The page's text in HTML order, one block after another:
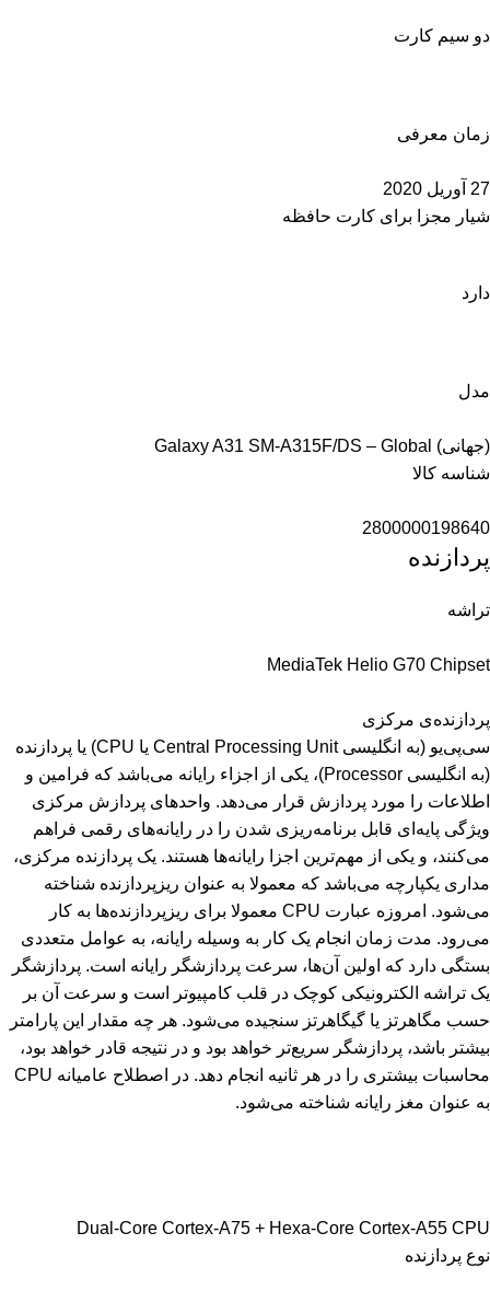
دو سیم کارت
زمان معرفی
27 آوریل 2020
شیار مجزا برای کارت حافظه
دارد
مدل
(جهانی) Galaxy A31 SM-A315F/DS – Global
شناسه کالا
2800000198640
پردازنده
تراشه
MediaTek Helio G70 Chipset
پردازنده‌ی مرکزی
سی‌پی‌یو (به انگلیسی Central Processing Unit یا CPU) یا پردازنده
(به انگلیسی Processor)، یکی از اجزاء رایانه می‌باشد که فرامین و
اطلاعات را مورد پردازش قرار می‌دهد. واحدهای پردازش مرکزی
ویژگی پایه‌ای قابل برنامه‌ریزی شدن را در رایانه‌های رقمی فراهم
می‌کنند، و یکی از مهم‌ترین اجزا رایانه‌ها هستند. یک پردازنده مرکزی،
مداری یکپارچه می‌باشد که معمولا به عنوان ریزپردازنده شناخته
می‌شود. امروزه عبارت CPU معمولا برای ریزپردازنده‌ها به کار
می‌رود. مدت زمان انجام یک کار به وسیله رایانه، به عوامل متعددی
بستگی دارد که اولین آن‌ها، سرعت پردازشگر رایانه است. پردازشگر
یک تراشه الکترونیکی کوچک در قلب کامپیوتر است و سرعت آن بر
حسب مگاهرتز یا گیگاهرتز سنجیده می‌شود. هر چه مقدار این پارامتر
بیشتر باشد، پردازشگر سریع‌تر خواهد بود و در نتیجه قادر خواهد بود،
محاسبات بیشتری را در هر ثانیه انجام دهد. در اصطلاح عامیانه CPU
به عنوان مغز رایانه شناخته می‌شود.
Dual-Core Cortex-A75 + Hexa-Core Cortex-A55 CPU
نوع پردازنده